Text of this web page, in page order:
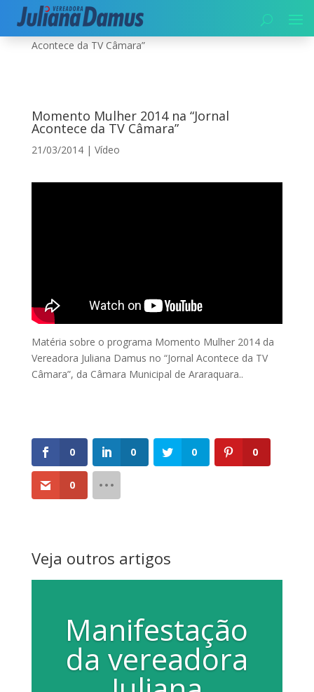
Início|Vídeo|Momento Mulher 2014 na “Jornal
Acontece da TV Câmara”
Momento Mulher 2014 na “Jornal
Acontece da TV Câmara”
21/03/2014| Vídeo
Matéria sobre o programa Momento Mulher 2014 da
Vereadora Juliana Damus no “Jornal Acontece da TV
Câmara”, da Câmara Municipal de Araraquara..
0 0 0 0
0
Veja outros artigos
Manifestação
da vereadora